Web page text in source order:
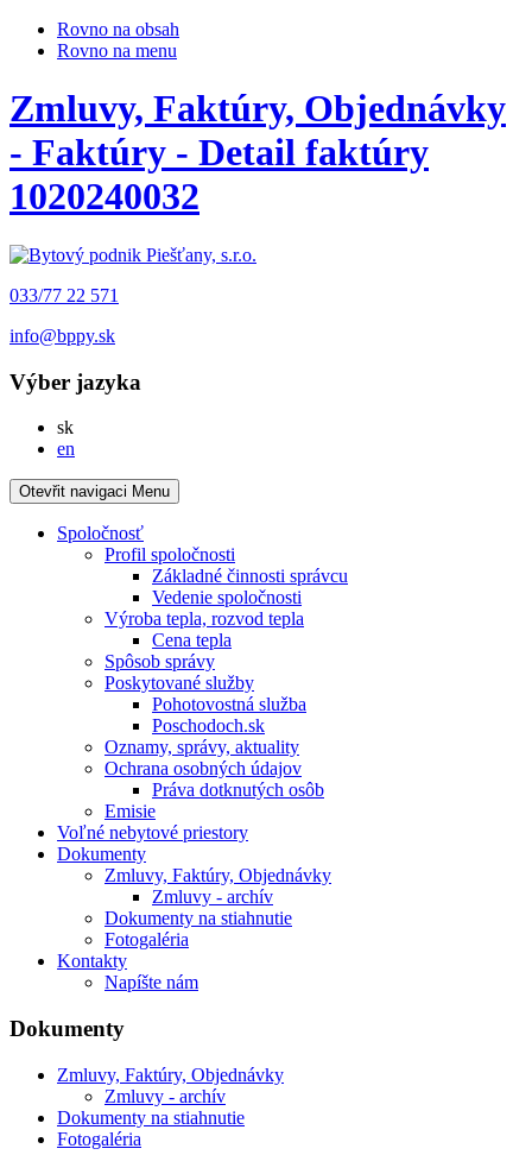
Rovno na obsah
Rovno na menu
Zmluvy, Faktúry, Objednávky
- Faktúry - Detail faktúry
1020240032
033/77 22 571
info@bppy.sk
Výber jazyka
skSlovensky
en
Otevřit navigaci Menu
Spoločnosť
Profil spoločnosti
Základné činnosti správcu
Vedenie spoločnosti
Výroba tepla, rozvod tepla
Cena tepla
Spôsob správy
Poskytované služby
Pohotovostná služba
Poschodoch.sk
Oznamy, správy, aktuality
Ochrana osobných údajov
Práva dotknutých osôb
Emisie
Voľné nebytové priestory
Dokumenty
Zmluvy, Faktúry, Objednávky
Zmluvy - archív
Dokumenty na stiahnutie
Fotogaléria
Kontakty
Napíšte nám
Dokumenty
Zmluvy, Faktúry, Objednávky
Zmluvy - archív
Dokumenty na stiahnutie
Fotogaléria